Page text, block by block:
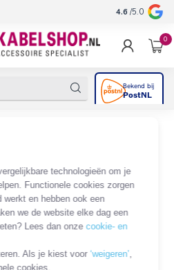
technologieën om je
Functionele cookies zorgen
werkt en hebben ook een
we de website elke dag een
Lees dan onzecookie- en
Als je kiest voor ‘weigeren’,
cookies.
4.6 /5.0
0
- 8A